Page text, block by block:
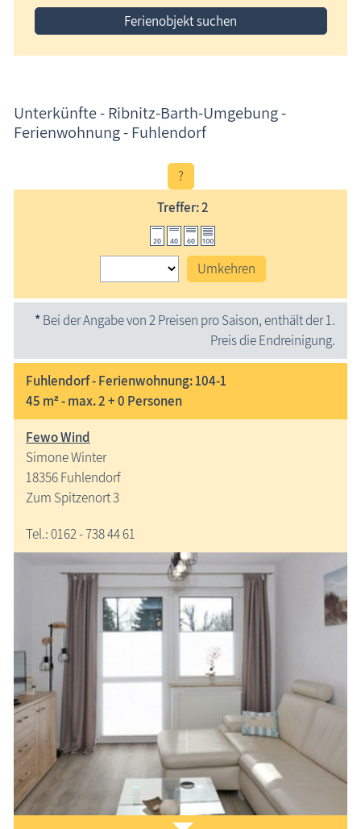
Ferienobjekt suchen
Unterkünfte - Ribnitz-Barth-Umgebung -
Ferienwohnung - Fuhlendorf
?
Treffer: 2
Umkehren
*Bei der Angabe von 2 Preisen pro Saison, enthält der 1.
Preis die Endreinigung.
Fuhlendorf - Ferienwohnung: 104-1
45 m² - max. 2 + 0 Personen
Fewo Wind
Simone Winter
18356 Fuhlendorf
Zum Spitzenort 3
Tel.: 0162 - 738 44 61